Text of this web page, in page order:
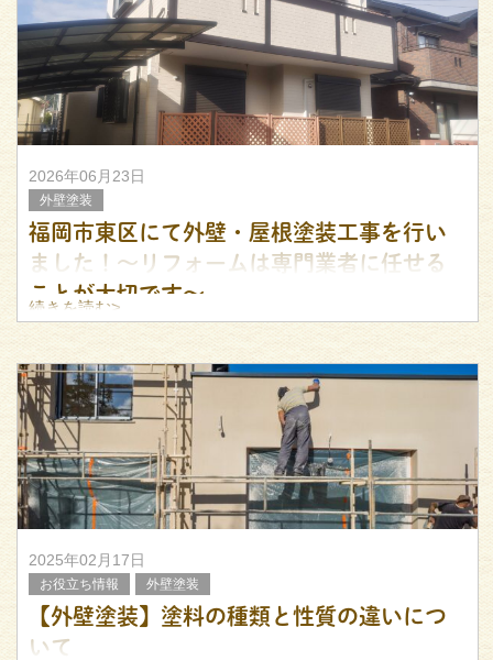
2026年06月23日
外壁塗装
福岡市東区にて外壁・屋根塗装工事を行い
ました！～リフォームは専門業者に任せる
ことが大切です～
こんにちは！ 福岡市を中心に外壁・屋根塗装を行っており
ますリフォームのIRCです。
今回は、福岡市東区のお客様宅にて外壁・屋根塗装工事を
施工させていただきました。
今回使用した塗料は、ウルトラペイント。 メーカー保
続きを読む>
2025年02月17日
お役立ち情報 外壁塗装
【外壁塗装】塗料の種類と性質の違いにつ
いて